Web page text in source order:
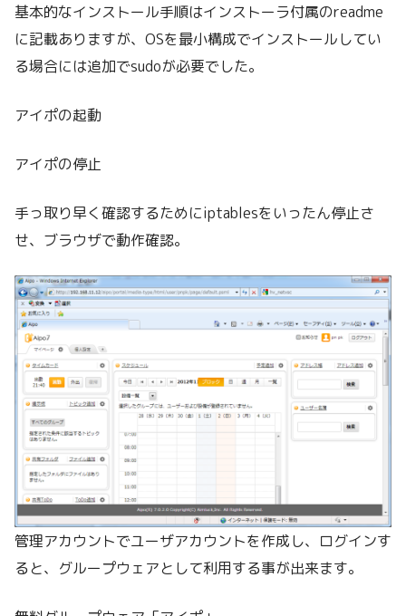
基本的なインストール手順はインストーラ付属のreadme
に記載ありますが、OSを最小構成でインストールしてい
る場合には追加でsudoが必要でした。
アイポの起動
アイポの停止
手っ取り早く確認するためにiptablesをいったん停止さ
せ、ブラウザで動作確認。
管理アカウントでユーザアカウントを作成し、ログインす
ると、グループウェアとして利用する事が出来ます。